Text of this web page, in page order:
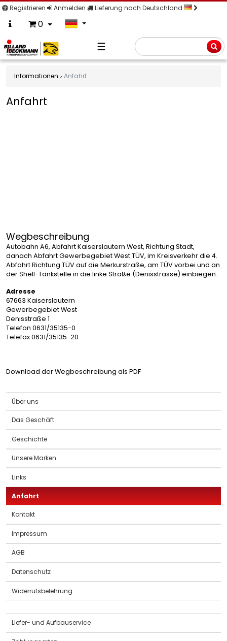
Registrieren Anmelden Lieferung nach Deutschland
0
☰
Informationen Anfahrt
Anfahrt
Wegbeschreibung
Autobahn A6, Abfahrt Kaiserslautern West, Richtung Stadt,
danach Abfahrt Gewerbegebiet West TÜV, im Kreisverkehr die 4.
Abfahrt Richtung TÜV auf die Merkurstraße, am TÜV vorbei und an
der Shell-Tankstelle in die linke Straße (Denisstrasse) einbiegen.
Adresse
67663 Kaiserslautern
Gewerbegebiet West
Denisstraße 1
Telefon 0631/35135-0
Telefax 0631/35135-20
Download der Wegbeschreibung als PDF
Über uns
Das Geschäft
Geschichte
Unsere Marken
Links
Anfahrt
Kontakt
Impressum
AGB
Datenschutz
Widerrufsbelehrung
Liefer- und Aufbauservice